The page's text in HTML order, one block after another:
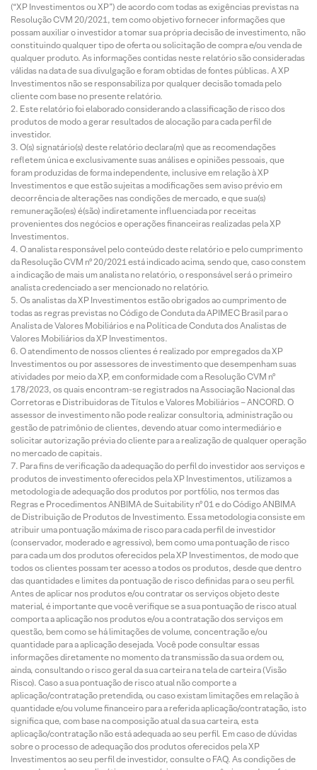
(“XP Investimentos ou XP”) de acordo com todas as exigências previstas na
Resolução CVM 20/2021, tem como objetivo fornecer informações que
possam auxiliar o investidor a tomar sua própria decisão de investimento, não
constituindo qualquer tipo de oferta ou solicitação de compra e/ou venda de
qualquer produto. As informações contidas neste relatório são consideradas
válidas na data de sua divulgação e foram obtidas de fontes públicas. A XP
Investimentos não se responsabiliza por qualquer decisão tomada pelo
cliente com base no presente relatório.
Este relatório foi elaborado considerando a classificação de risco dos
produtos de modo a gerar resultados de alocação para cada perfil de
investidor.
O(s) signatário(s) deste relatório declara(m) que as recomendações
refletem única e exclusivamente suas análises e opiniões pessoais, que
foram produzidas de forma independente, inclusive em relação à XP
Investimentos e que estão sujeitas a modificações sem aviso prévio em
decorrência de alterações nas condições de mercado, e que sua(s)
remuneração(es) é(são) indiretamente influenciada por receitas
provenientes dos negócios e operações financeiras realizadas pela XP
Investimentos.
O analista responsável pelo conteúdo deste relatório e pelo cumprimento
da Resolução CVM nº 20/2021 está indicado acima, sendo que, caso constem
a indicação de mais um analista no relatório, o responsável será o primeiro
analista credenciado a ser mencionado no relatório.
Os analistas da XP Investimentos estão obrigados ao cumprimento de
todas as regras previstas no Código de Conduta da APIMEC Brasil para o
Analista de Valores Mobiliários e na Política de Conduta dos Analistas de
Valores Mobiliários da XP Investimentos.
O atendimento de nossos clientes é realizado por empregados da XP
Investimentos ou por assessores de investimento que desempenham suas
atividades por meio da XP, em conformidade com a Resolução CVM nº
178/2023, os quais encontram-se registrados na Associação Nacional das
Corretoras e Distribuidoras de Títulos e Valores Mobiliários – ANCORD. O
assessor de investimento não pode realizar consultoria, administração ou
gestão de patrimônio de clientes, devendo atuar como intermediário e
solicitar autorização prévia do cliente para a realização de qualquer operação
no mercado de capitais.
Para fins de verificação da adequação do perfil do investidor aos serviços e
produtos de investimento oferecidos pela XP Investimentos, utilizamos a
metodologia de adequação dos produtos por portfólio, nos termos das
Regras e Procedimentos ANBIMA de Suitability nº 01 e do Código ANBIMA
de Distribuição de Produtos de Investimento. Essa metodologia consiste em
atribuir uma pontuação máxima de risco para cada perfil de investidor
(conservador, moderado e agressivo), bem como uma pontuação de risco
para cada um dos produtos oferecidos pela XP Investimentos, de modo que
todos os clientes possam ter acesso a todos os produtos, desde que dentro
das quantidades e limites da pontuação de risco definidas para o seu perfil.
Antes de aplicar nos produtos e/ou contratar os serviços objeto deste
material, é importante que você verifique se a sua pontuação de risco atual
comporta a aplicação nos produtos e/ou a contratação dos serviços em
questão, bem como se há limitações de volume, concentração e/ou
quantidade para a aplicação desejada. Você pode consultar essas
informações diretamente no momento da transmissão da sua ordem ou,
ainda, consultando o risco geral da sua carteira na tela de carteira (Visão
Risco). Caso a sua pontuação de risco atual não comporte a
aplicação/contratação pretendida, ou caso existam limitações em relação à
quantidade e/ou volume financeiro para a referida aplicação/contratação, isto
significa que, com base na composição atual da sua carteira, esta
aplicação/contratação não está adequada ao seu perfil. Em caso de dúvidas
sobre o processo de adequação dos produtos oferecidos pela XP
Investimentos ao seu perfil de investidor, consulte o FAQ. As condições de